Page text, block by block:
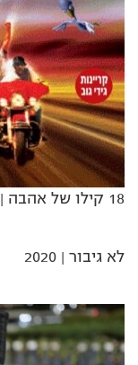
18 קילו של אהבה | 2005
לא גיבור | 2020